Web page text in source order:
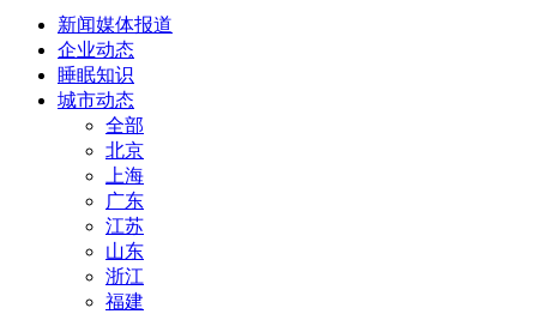
新闻媒体报道
企业动态
睡眠知识
城市动态
全部
北京
上海
广东
江苏
山东
浙江
福建